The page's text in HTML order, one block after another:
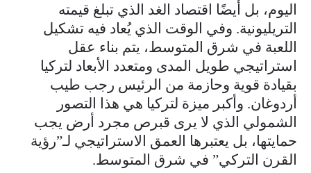
اليوم، بل أيضًا اقتصاد الغد الذي تبلغ قيمته
التريليونية. وفي الوقت الذي يُعاد فيه تشكيل
اللعبة في شرق المتوسط، يتم بناء عقل
استراتيجي طويل المدى ومتعدد الأبعاد لتركيا
بقيادة قوية وحازمة من الرئيس رجب طيب
أردوغان. وأكبر ميزة لتركيا هي هذا التصور
الشمولي الذي لا يرى قبرص مجرد أرض يجب
حمايتها، بل يعتبرها العمق الاستراتيجي لـ”رؤية
القرن التركي” في شرق المتوسط.